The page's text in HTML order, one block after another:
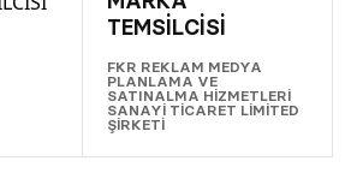
TEMSİLCİSİ
FKR REKLAM MEDYA
PLANLAMA VE
SATINALMA HİZMETLERİ
SANAYİ TİCARET LİMİTED
ŞİRKETİ